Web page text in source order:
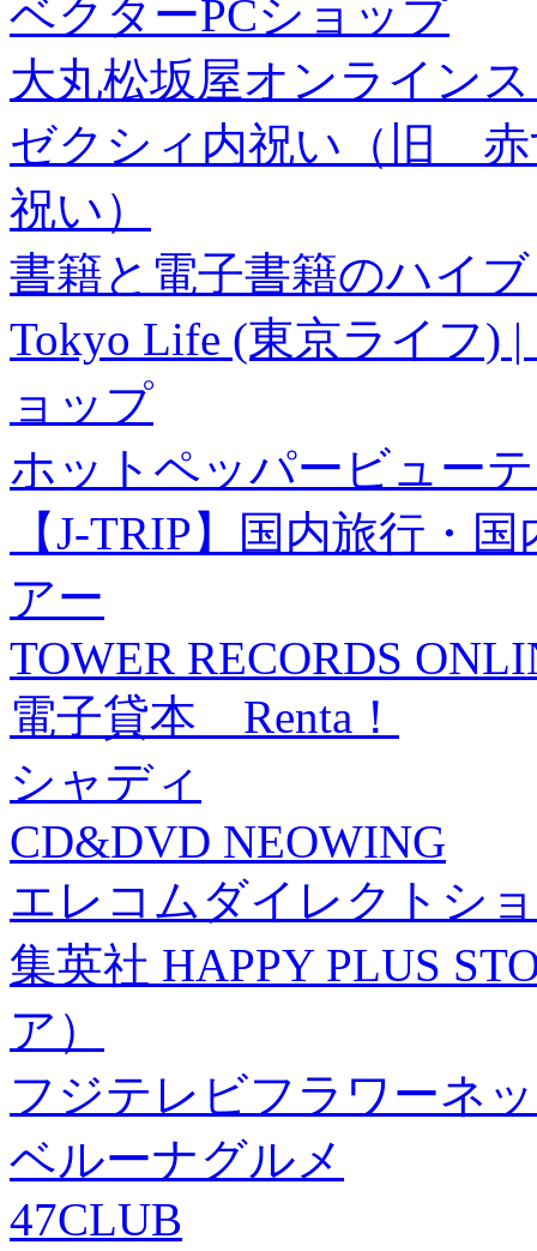
ベクターPCショップ
大丸松坂屋オンライン
ゼクシィ内祝い（旧 赤
祝い）
書籍と電子書籍のハイ
Tokyo Life (東京ライフ)
ョップ
ホットペッパービュー
【J-TRIP】国内旅行・
アー
TOWER RECORDS
電子貸本 Renta！
シャディ
CD&DVD NEOWING
エレコムダイレクトシ
集英社 HAPPY PLUS
ア）
フジテレビフラワーネ
ベルーナグルメ
47CLUB